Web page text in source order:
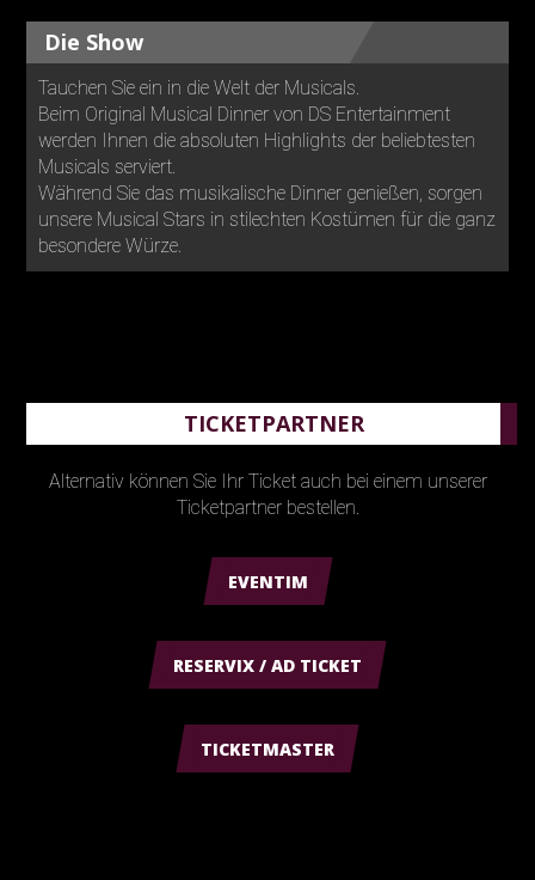
Die Show
Tauchen Sie ein in die Welt der Musicals.
Beim Original Musical Dinner von DS Entertainment
werden Ihnen die absoluten Highlights der beliebtesten
Musicals serviert.
Während Sie das musikalische Dinner genießen, sorgen
unsere Musical Stars in stilechten Kostümen für die ganz
besondere Würze.
TICKETPARTNER
Alternativ können Sie Ihr Ticket auch bei einem unserer
Ticketpartner bestellen.
EVENTIM
RESERVIX / AD TICKET
TICKETMASTER